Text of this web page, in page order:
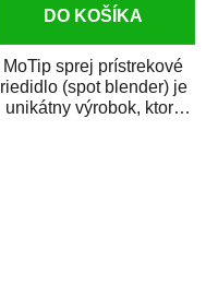
DO KOŠÍKA
MoTip sprej prístrekové
riedidlo (spot blender) je
unikátny výrobok, ktorý